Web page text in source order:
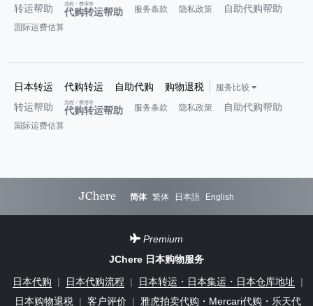
转运帮助 代购转运帮助
流程・费用等
服务条款 隐私政策 自助代购帮助
国际运费估算
日本转运 代购转运 自助代购 购物退税 服务比较
转运帮助 代购转运帮助
流程・费用等
服务条款 隐私政策 自助代购帮助
国际运费估算
简体 繁体 日本語 English
Premium
JChere 日本购物服务
日本代购
| 日本代购流程 | 日本转运・日本集运・日本仓库地址
|
日本购物退税 | 客户评价 | 雅虎拍卖代购・Mercari代购・乐天代